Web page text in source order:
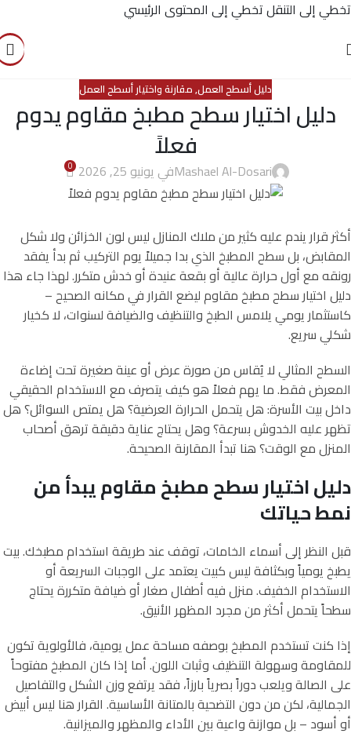
تخطي إلى التنقلتخطي إلى المحتوى الرئيسي
دليل أسطح العمل,مقارنة واختيار أسطح العمل
دليل اختيار سطح مطبخ مقاوم يدوم
فعلاً
Mashael Al-Dosariفي يونيو 25, 2026 0
أكثر قرار يندم عليه كثير من ملاك المنازل ليس لون الخزائن ولا شكل
المقابض، بل سطح المطبخ الذي بدا جميلاً يوم التركيب ثم بدأ يفقد
رونقه مع أول حرارة عالية أو بقعة عنيدة أو خدش متكرر. لهذا جاء هذا
دليل اختيار سطح مطبخ مقاوم ليضع القرار في مكانه الصحيح –
كاستثمار يومي يلامس الطبخ والتنظيف والضيافة لسنوات، لا كخيار
شكلي سريع.
السطح المثالي لا يُقاس من صورة عرض أو عينة صغيرة تحت إضاءة
المعرض فقط. ما يهم فعلاً هو كيف يتصرف مع الاستخدام الحقيقي
داخل بيت الأسرة: هل يتحمل الحرارة العرضية؟ هل يمتص السوائل؟ هل
تظهر عليه الخدوش بسرعة؟ وهل يحتاج عناية دقيقة ترهق أصحاب
المنزل مع الوقت؟ هنا تبدأ المقارنة الصحيحة.
دليل اختيار سطح مطبخ مقاوم يبدأ من
نمط حياتك
قبل النظر إلى أسماء الخامات، توقف عند طريقة استخدام مطبخك. بيت
يطبخ يومياً وبكثافة ليس كبيت يعتمد على الوجبات السريعة أو
الاستخدام الخفيف. منزل فيه أطفال صغار أو ضيافة متكررة يحتاج
سطحاً يتحمل أكثر من مجرد المظهر الأنيق.
إذا كنت تستخدم المطبخ بوصفه مساحة عمل يومية، فالأولوية تكون
للمقاومة وسهولة التنظيف وثبات اللون. أما إذا كان المطبخ مفتوحاً
على الصالة ويلعب دوراً بصرياً بارزاً، فقد يرتفع وزن الشكل والتفاصيل
الجمالية، لكن من دون التضحية بالمتانة الأساسية. القرار هنا ليس أبيض
أو أسود – بل موازنة واعية بين الأداء والمظهر والميزانية.